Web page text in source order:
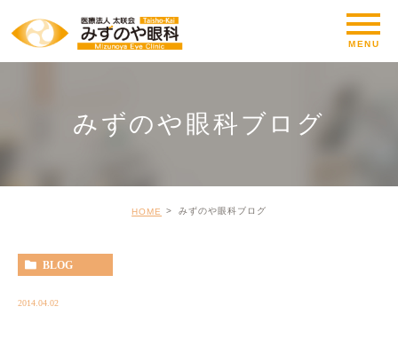
みずのや眼科ブログ
HOME みずのや眼科ブログ
BLOG
2014.04.02